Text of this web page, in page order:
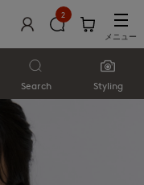
2
メニュー
Search Styling